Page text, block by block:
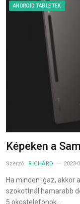
ANDROID TABLETEK
Képeken a
Szerző: RICHÁRD 2023-
Ha minden igaz, akkor
szokottnál hamarabb
5 okostelefonok…